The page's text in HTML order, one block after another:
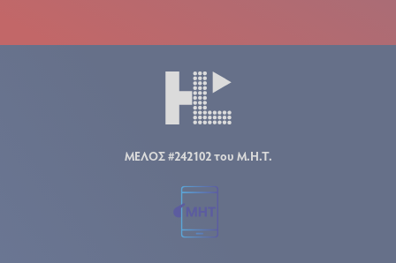
ΜΕΛΟΣ #242102 του Μ.Η.Τ.